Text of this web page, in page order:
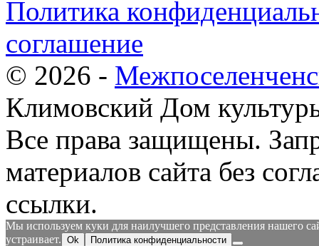
Политика
соглашение
© 2026 -
Климовский Дом
Все права защищены.
материалов сайта без
ссылки.
Мы используем куки для наилучшего представления нашего
устраивает. Ok Политика конфиденциальности